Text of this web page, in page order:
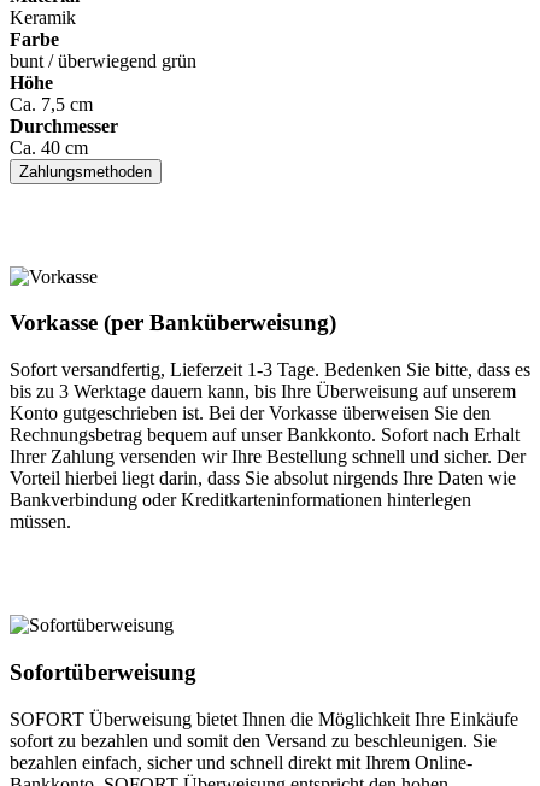
Keramik
Farbe
bunt / überwiegend grün
Höhe
Ca. 7,5 cm
Durchmesser
Ca. 40 cm
Zahlungsmethoden
Vorkasse (per Banküberweisung)
Sofort versandfertig, Lieferzeit 1-3 Tage. Bedenken Sie bitte, dass es
bis zu 3 Werktage dauern kann, bis Ihre Überweisung auf unserem
Konto gutgeschrieben ist. Bei der Vorkasse überweisen Sie den
Rechnungsbetrag bequem auf unser Bankkonto. Sofort nach Erhalt
Ihrer Zahlung versenden wir Ihre Bestellung schnell und sicher. Der
Vorteil hierbei liegt darin, dass Sie absolut nirgends Ihre Daten wie
Bankverbindung oder Kreditkarteninformationen hinterlegen
müssen.
Sofortüberweisung
SOFORT Überweisung bietet Ihnen die Möglichkeit Ihre Einkäufe
sofort zu bezahlen und somit den Versand zu beschleunigen. Sie
bezahlen einfach, sicher und schnell direkt mit Ihrem Online-